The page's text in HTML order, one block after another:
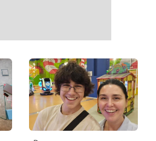
Найпопулярніший салат
літа: готуємо «Зелену
Богиню»